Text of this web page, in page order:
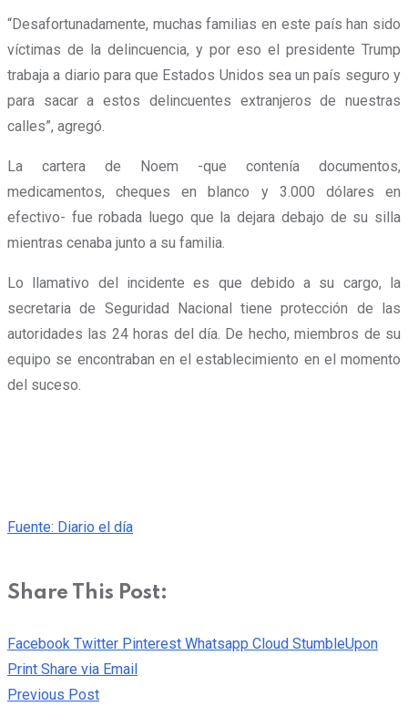
“Desafortunadamente, muchas familias en este país han sido
víctimas de la delincuencia, y por eso el presidente Trump
trabaja a diario para que Estados Unidos sea un país seguro y
para sacar a estos delincuentes extranjeros de nuestras
calles”, agregó.
La cartera de Noem -que contenía documentos,
medicamentos, cheques en blanco y 3.000 dólares en
efectivo- fue robada luego que la dejara debajo de su silla
mientras cenaba junto a su familia.
Lo llamativo del incidente es que debido a su cargo, la
secretaria de Seguridad Nacional tiene protección de las
autoridades las 24 horas del día. De hecho, miembros de su
equipo se encontraban en el establecimiento en el momento
del suceso.
Fuente: Diario el día
Share This Post:
Facebook Twitter Pinterest Whatsapp Cloud StumbleUpon
Print Share via Email
Previous Post